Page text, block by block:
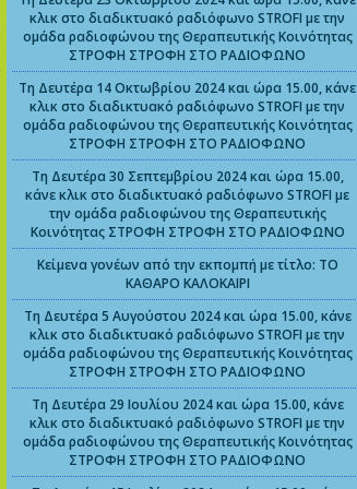
κλικ στο διαδικτυακό ραδιόφωνο STROFI με την
ομάδα ραδιοφώνου της Θεραπευτικής Κοινότητας
ΣΤΡΟΦΗ ΣΤΡΟΦΗ ΣΤΟ ΡΑΔΙΟΦΩΝΟ
Τη Δευτέρα 14 Οκτωβρίου 2024 και ώρα 15.00, κάνε
κλικ στο διαδικτυακό ραδιόφωνο STROFI με την
ομάδα ραδιοφώνου της Θεραπευτικής Κοινότητας
ΣΤΡΟΦΗ ΣΤΡΟΦΗ ΣΤΟ ΡΑΔΙΟΦΩΝΟ
Τη Δευτέρα 30 Σεπτεμβρίου 2024 και ώρα 15.00,
κάνε κλικ στο διαδικτυακό ραδιόφωνο STROFI με
την ομάδα ραδιοφώνου της Θεραπευτικής
Κοινότητας ΣΤΡΟΦΗ ΣΤΡΟΦΗ ΣΤΟ ΡΑΔΙΟΦΩΝΟ
Κείμενα γονέων από την εκπομπή με τίτλο: ΤΟ
ΚΑΘΑΡΟ ΚΑΛΟΚΑΙΡΙ
Τη Δευτέρα 5 Αυγούστου 2024 και ώρα 15.00, κάνε
κλικ στο διαδικτυακό ραδιόφωνο STROFI με την
ομάδα ραδιοφώνου της Θεραπευτικής Κοινότητας
ΣΤΡΟΦΗ ΣΤΡΟΦΗ ΣΤΟ ΡΑΔΙΟΦΩΝΟ
Τη Δευτέρα 29 Ιουλίου 2024 και ώρα 15.00, κάνε
κλικ στο διαδικτυακό ραδιόφωνο STROFI με την
ομάδα ραδιοφώνου της Θεραπευτικής Κοινότητας
ΣΤΡΟΦΗ ΣΤΡΟΦΗ ΣΤΟ ΡΑΔΙΟΦΩΝΟ